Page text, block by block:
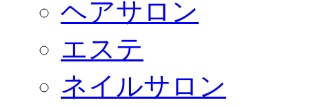
ヘアサロン
エステ
ネイルサロン